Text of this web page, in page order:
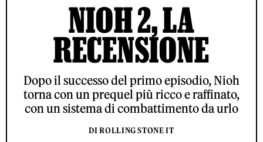
NIOH 2, LA
RECENSIONE
Dopo il successo del primo episodio, Nioh
torna con un prequel più ricco e raffinato,
con un sistema di combattimento da urlo
DI ROLLING STONE IT